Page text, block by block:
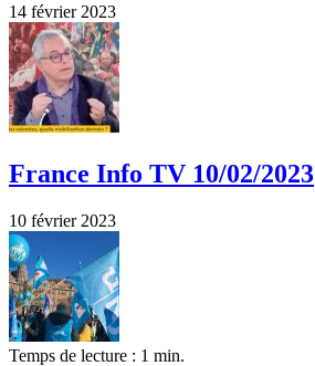
14 février 2023
France Info TV 10/02/2023
10 février 2023
Temps de lecture : 1 min.